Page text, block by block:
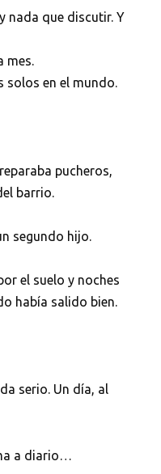
nada que discutir. Y
mes.
solos en el mundo.
pucheros,
barrio.
segundo hijo.
el suelo y noches
había salido bien.
serio. Un día, al
a diario…